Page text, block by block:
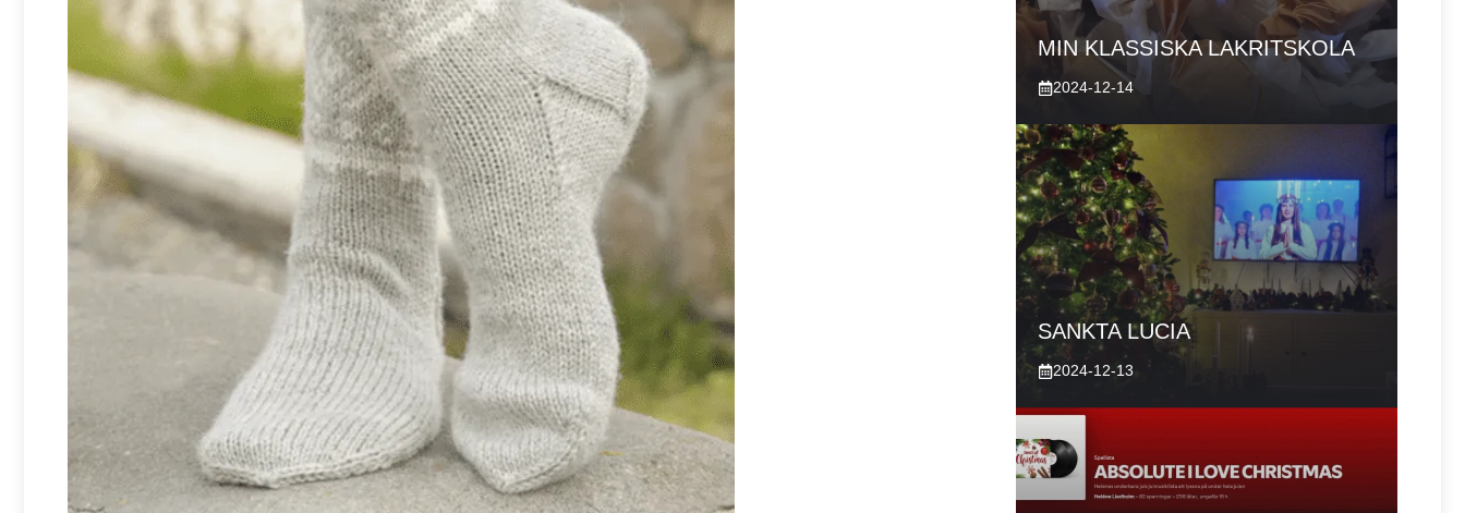
MIN KLASSISKA LAKRITSKOLA
2024-12-14
SANKTA LUCIA
2024-12-13